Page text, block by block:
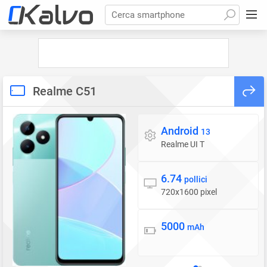
Cerca smartphone
Realme C51
Sistema operativo
Android 13
Realme UI T
Display
6.74 pollici
720x1600 pixel
Batteria
5000 mAh